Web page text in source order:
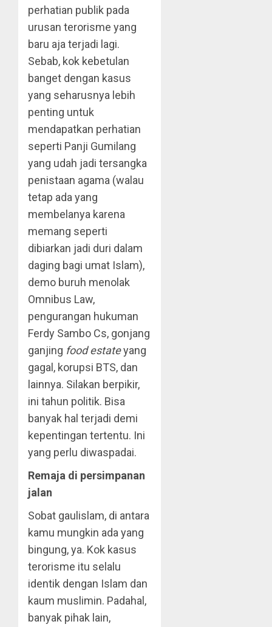
perhatian publik pada
urusan terorisme yang
baru aja terjadi lagi.
Sebab, kok kebetulan
banget dengan kasus
yang seharusnya lebih
penting untuk
mendapatkan perhatian
seperti Panji Gumilang
yang udah jadi tersangka
penistaan agama (walau
tetap ada yang
membelanya karena
memang seperti
dibiarkan jadi duri dalam
daging bagi umat Islam),
demo buruh menolak
Omnibus Law,
pengurangan hukuman
Ferdy Sambo Cs, gonjang
ganjing food estateyang
gagal, korupsi BTS, dan
lainnya. Silakan berpikir,
ini tahun politik. Bisa
banyak hal terjadi demi
kepentingan tertentu. Ini
yang perlu diwaspadai.
Remaja di persimpanan
jalan
Sobat gaulislam, di antara
kamu mungkin ada yang
bingung, ya. Kok kasus
terorisme itu selalu
identik dengan Islam dan
kaum muslimin. Padahal,
banyak pihak lain,